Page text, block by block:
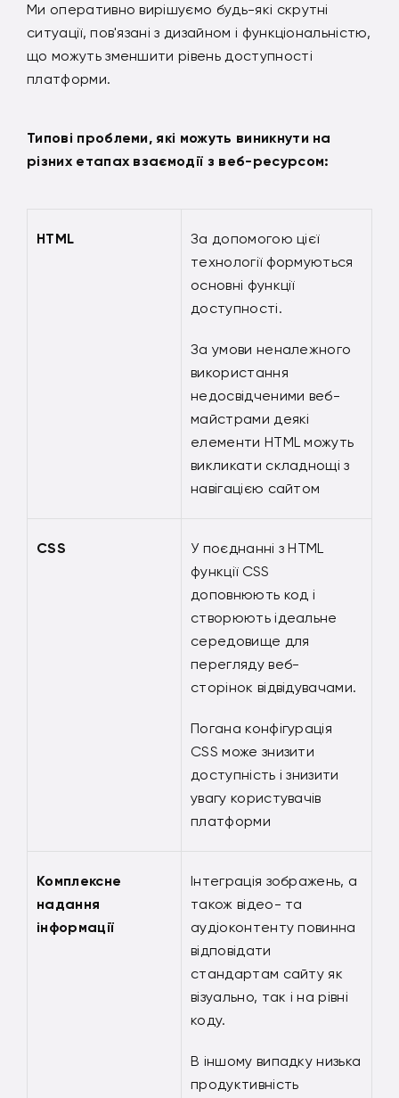
Ми оперативно вирішуємо будь-які скрутні
ситуації, пов'язані з дизайном і функціональністю,
що можуть зменшити рівень доступності
платформи.
Типові проблеми, які можуть виникнути на
різних етапах взаємодії з веб-ресурсом:
HTML
За допомогою цієї
технології формуються
основні функції
доступності.
За умови неналежного
використання
недосвідченими веб-
майстрами деякі
елементи HTML можуть
викликати складнощі з
навігацією сайтом
CSS
У поєднанні з HTML
функції CSS
доповнюють код і
створюють ідеальне
середовище для
перегляду веб-
сторінок відвідувачами.
Погана конфігурація
CSS може знизити
доступність і знизити
увагу користувачів
платформи
Комплексне
надання
інформації
Інтеграція зображень, а
також відео- та
аудіоконтенту повинна
відповідати
стандартам сайту як
візуально, так і на рівні
коду.
В іншому випадку низька
продуктивність